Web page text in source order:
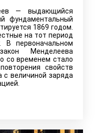
— выдающийся
фундаментальный
1869 годом.
на тот период
В первоначальном
Менделеева
со временем стало
свойств
с величиной заряда